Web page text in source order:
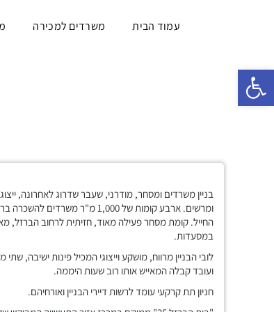
פתח סרגל נגישות
עמוד הבית משרדים למכירה
בניין משרדים ומסחר, מודרני, שעבר שדרוג לאחרונה,
ומרשים. ארבע קומות של 1,000 מ"ר משרדים
החייל. קומת מסחר פעילה מאוד, חזיתית לרחוב הברזל,
במסעדות.
לובי הבניין מרווח, מושקע וייצוגי המכיל פינות ישיבה, שתי
ועובד קבלה המאייש אותו רוב שעות היממה.
חניון תת קרקעי עומד לרשות דיירי הבניין ואורחיהם.